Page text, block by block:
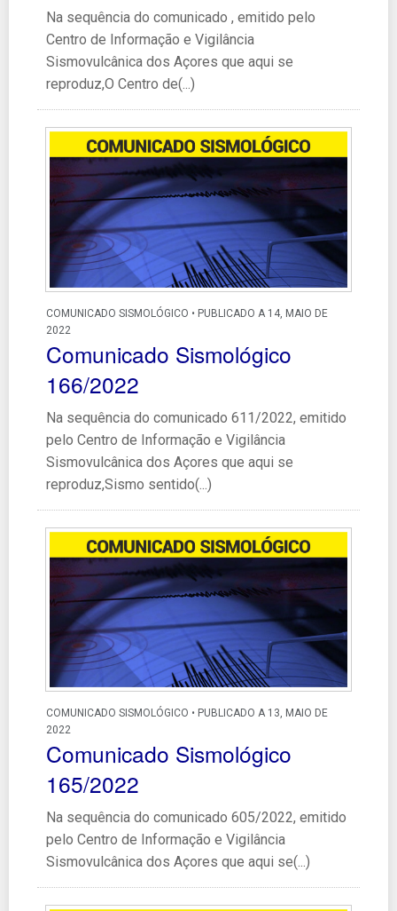
Na sequência do comunicado , emitido pelo
Centro de Informação e Vigilância
Sismovulcânica dos Açores que aqui se
reproduz,O Centro de(...)
COMUNICADO SISMOLÓGICO • PUBLICADO A 14, MAIO DE
2022
Comunicado Sismológico
166/2022
Na sequência do comunicado 611/2022, emitido
pelo Centro de Informação e Vigilância
Sismovulcânica dos Açores que aqui se
reproduz,Sismo sentido(...)
COMUNICADO SISMOLÓGICO • PUBLICADO A 13, MAIO DE
2022
Comunicado Sismológico
165/2022
Na sequência do comunicado 605/2022, emitido
pelo Centro de Informação e Vigilância
Sismovulcânica dos Açores que aqui se(...)